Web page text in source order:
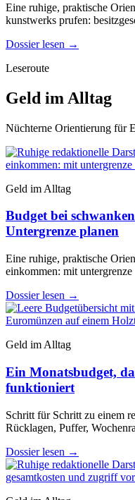
Eine ruhige, praktische
kunstwerks prufen:
Dossier lesen →
Leseroute
Geld im Alltag
Nüchterne Orientierung für
Geld im Alltag
Budget bei
Untergrenze planen
Eine ruhige, praktische
einkommen: mit untergrenze
Dossier lesen →
Geld im Alltag
Ein Monatsbudget,
funktioniert
Schritt für Schritt zu einem
Rücklagen, Puffer,
Dossier lesen →